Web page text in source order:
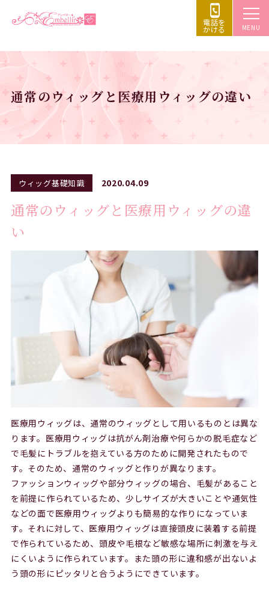
MENU
電話を
かける
通常のウィッグと医療用ウィッグの違い
ウィッグ基礎知識 2020.04.09
通常のウィッグと医療用ウィッグの違
い
医療用ウィッグは、通常のウィッグとして用いるものとは異な
ります。医療用ウィッグは抗がん剤治療や何らかの脱毛症など
で毛髪にトラブルを抱えている方のために開発されたもので
す。そのため、通常のウィッグと作りが異なります。
ファッションウィッグや部分ウィッグの場合、毛髪があること
を前提に作られているため、少しサイズが大きいことや通気性
などの面で医療用ウィッグよりも簡易的な作りになっていま
す。それに対して、医療用ウィッグは直接頭皮に装着する前提
で作られているため、頭皮や毛根など敏感な場所に刺激を与え
にくいように作られています。また頭の形に違和感が出ないよ
う頭の形にピッタリと合うようにできています。